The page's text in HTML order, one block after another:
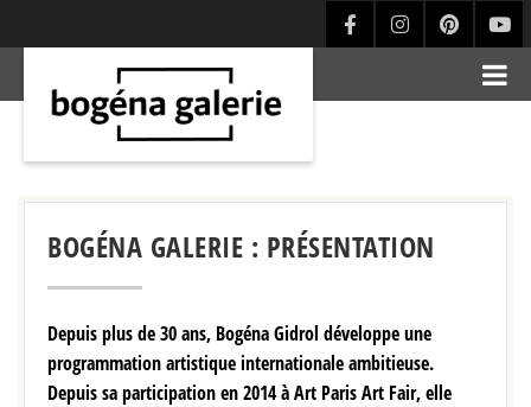
BOGÉNA GALERIE : PRÉSENTATION
Depuis plus de 30 ans, Bogéna Gidrol développe une
programmation artistique internationale ambitieuse.
Depuis sa participation en 2014 à Art Paris Art Fair, elle